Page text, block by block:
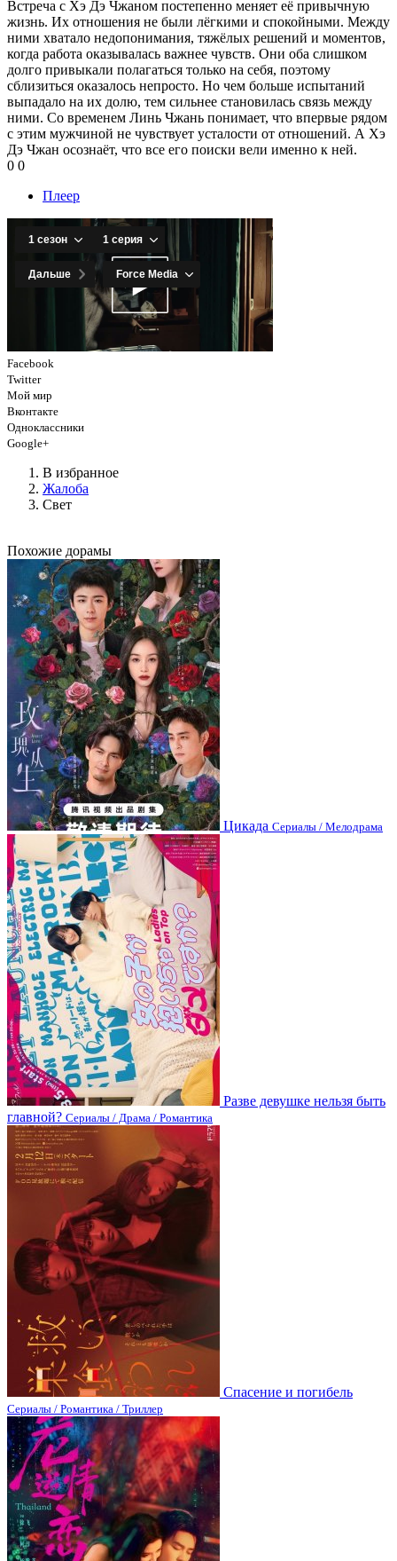
Встреча с Хэ Дэ Чжаном постепенно меняет её привычную
жизнь. Их отношения не были лёгкими и спокойными. Между
ними хватало недопонимания, тяжёлых решений и моментов,
когда работа оказывалась важнее чувств. Они оба слишком
долго привыкали полагаться только на себя, поэтому
сблизиться оказалось непросто. Но чем больше испытаний
выпадало на их долю, тем сильнее становилась связь между
ними. Со временем Линь Чжань понимает, что впервые рядом
с этим мужчиной не чувствует усталости от отношений. А Хэ
Дэ Чжан осознаёт, что все его поиски вели именно к ней.
0 0
Плеер
Facebook
Twitter
Мой мир
Вконтакте
Одноклассники
Google+
В избранное
Жалоба
Свет
Похожие дорамы
Цикада Сериалы / Мелодрама
Разве девушке нельзя быть
главной? Сериалы / Драма / Романтика
Спасение и погибель
Сериалы / Романтика / Триллер